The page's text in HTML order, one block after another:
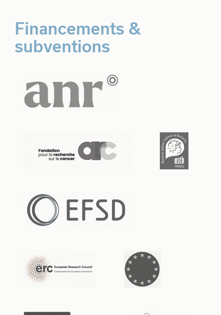
Financements &
subventions